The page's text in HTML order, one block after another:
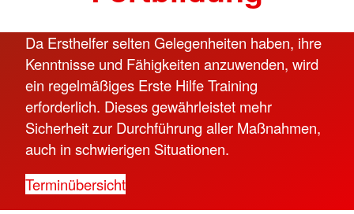
Da Ersthelfer selten Gelegenheiten haben, ihre
Kenntnisse und Fähigkeiten anzuwenden, wird
ein regelmäßiges Erste Hilfe Training
erforderlich. Dieses gewährleistet mehr
Sicherheit zur Durchführung aller Maßnahmen,
auch in schwierigen Situationen.
Terminübersicht